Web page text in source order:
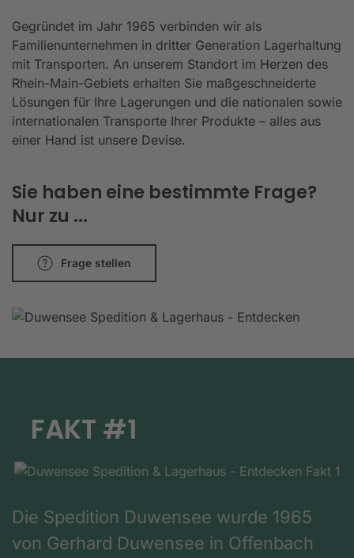
Gegründet im Jahr 1965 verbinden wir als
Familienunternehmen in dritter Generation Lagerhaltung
mit Transporten. An unserem Standort im Herzen des
Rhein-Main-Gebiets erhalten Sie maßgeschneiderte
Lösungen für Ihre Lagerungen und die nationalen sowie
internationalen Transporte Ihrer Produkte – alles aus
einer Hand ist unsere Devise.
Sie haben eine bestimmte Frage?
Nur zu ...
Frage stellen
FAKT #1
Die Spedition Duwensee wurde 1965
von Gerhard Duwensee in Offenbach